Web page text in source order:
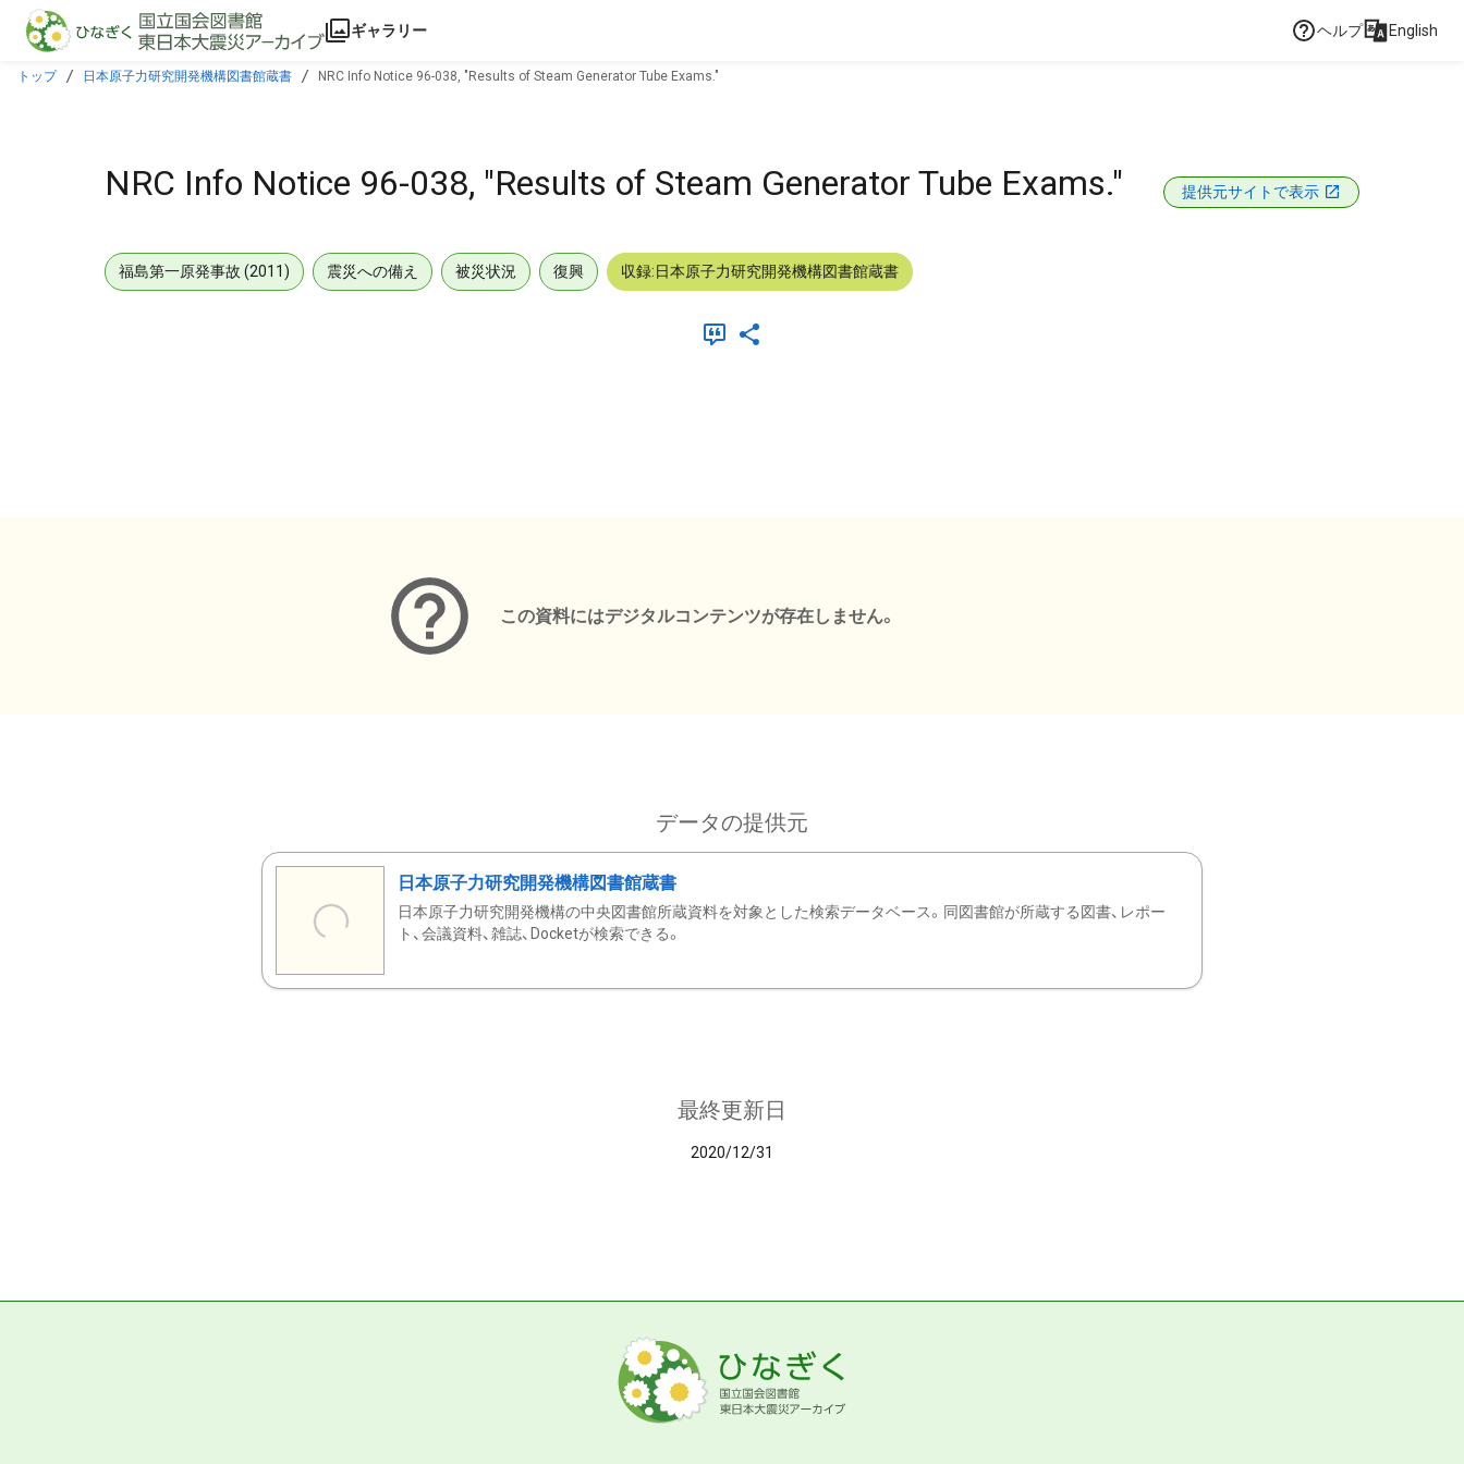
本文に飛ぶ
ギャラリー ヘルプ English
トップ 日本原子力研究開発機構図書館蔵書 NRC Info Notice 96-038, "Results of Steam Generator Tube Exams."
NRC Info Notice 96-038, "Results of Steam Generator Tube Exams." 提供元サイトで表示
福島第一原発事故 (2011) 震災への備え 被災状況 復興 収録:日本原子力研究開発機構図書館蔵書
この資料にはデジタルコンテンツが存在しません。
データの提供元
日本原子力研究開発機構図書館蔵書
日本原子力研究開発機構の中央図書館所蔵資料を対象とした検索データベース。同図書館が所蔵する図書、レポー
ト、会議資料、雑誌、Docketが検索できる。
最終更新日
2020/12/31